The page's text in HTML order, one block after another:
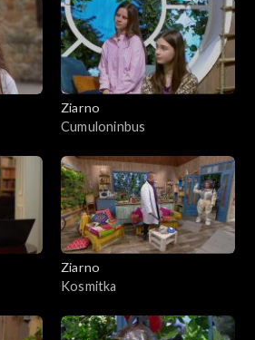
Ziarno
Cumuloninbus
Ziarno
Kosmitka